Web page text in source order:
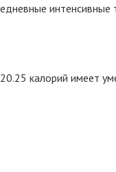
интенсивные
калорий имеет